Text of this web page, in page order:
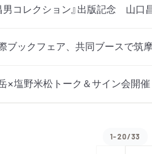
男コレクション』出版記念 山
ブックフェア、共同ブースで筑
×塩野米松トーク＆サイン会開催
1-20/33